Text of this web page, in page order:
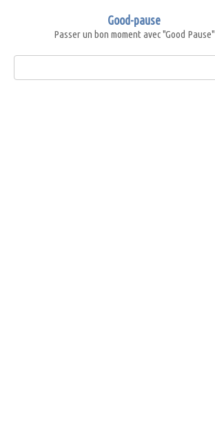
Good-pause
Passer un bon moment avec "Good Pause"
Search: